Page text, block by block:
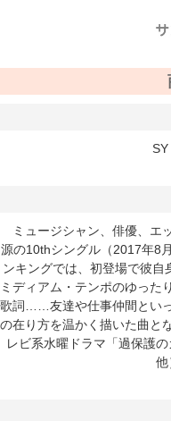
ミュージシャン、俳優、エ
源の10thシングル（2017年8
ンキングでは、初登場で彼自
ミディアム・テンポのゆった
歌詞……友達や仕事仲間とい
の在り方を温かく描いた曲と
レビ系水曜ドラマ「過保護
他